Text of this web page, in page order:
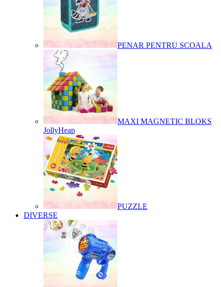
PENAR PENTRU SCOALA
MAXI MAGNETIC BLOKS
JollyHeap
PUZZLE
DIVERSE